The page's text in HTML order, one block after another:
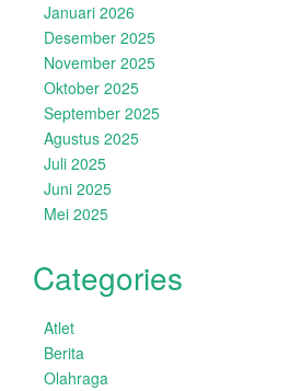
Januari 2026
Desember 2025
November 2025
Oktober 2025
September 2025
Agustus 2025
Juli 2025
Juni 2025
Mei 2025
Categories
Atlet
Berita
Olahraga